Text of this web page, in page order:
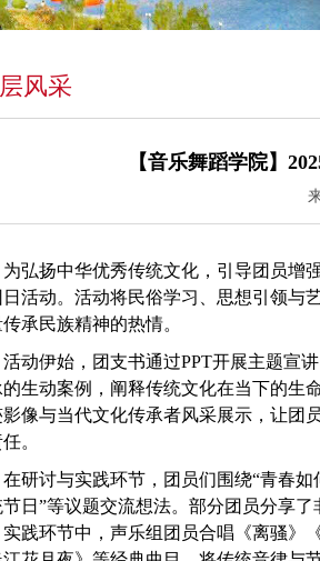
风采
【音乐舞蹈学院】
为弘扬中华优秀传统文化，引导团员增
活动。活动将民俗学习、思想引领与
承民族精神的热情。
活动伊始，团支书通过PPT开展主题宣
生动案例，阐释传统文化在当下的生
像与当代文化传承者风采展示，让团
。
在研讨与实践环节，团员们围绕“青春如
日”等议题交流想法。部分团员分享
践环节中，声乐组团员合唱《离骚》